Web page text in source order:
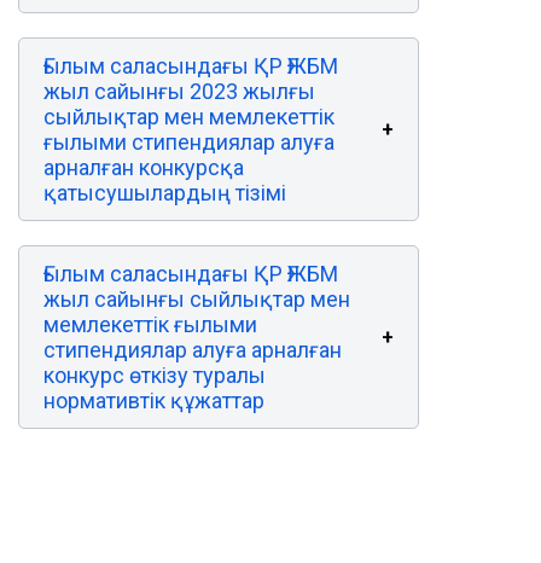
Ғылым саласындағы ҚР ҒЖБМ
жыл сайынғы 2023 жылғы
сыйлықтар мен мемлекеттік
ғылыми стипендиялар алуға
арналған конкурсқа
қатысушылардың тізімі
Ғылым саласындағы ҚР ҒЖБМ
жыл сайынғы сыйлықтар мен
мемлекеттік ғылыми
стипендиялар алуға арналған
конкурс өткізу туралы
нормативтік құжаттар